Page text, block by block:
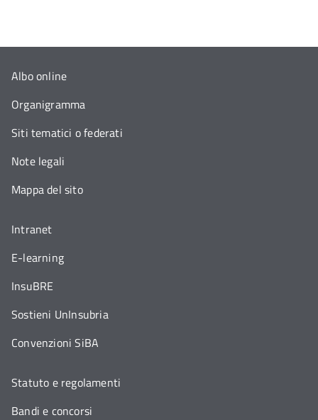
Albo online
Organigramma
Siti tematici o federati
Note legali
Mappa del sito
Intranet
E-learning
InsuBRE
Sostieni UnInsubria
Convenzioni SiBA
Statuto e regolamenti
Bandi e concorsi